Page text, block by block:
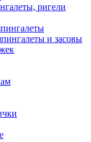
ригели
и засовы